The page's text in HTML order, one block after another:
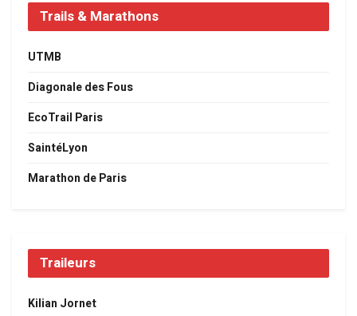
Trails & Marathons
UTMB
Diagonale des Fous
EcoTrail Paris
SaintéLyon
Marathon de Paris
Traileurs
Kilian Jornet